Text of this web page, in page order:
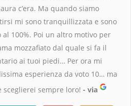
c’era. Ma quando siamo
mi sono tranquillizzata e sono
100%. Poi un altro motivo per
mozzafiato dal quale si fa il
ai tuoi piedi… Per ora mi
esperienza da voto 10… ma
sempre loro! - via